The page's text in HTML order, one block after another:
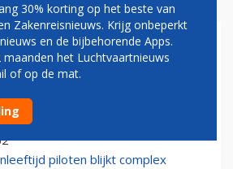
voor Rusland is geen plaats in
ICAO
piloten blijkt complex
30% korting op het beste van
Zakenreisnieuws. Krijg onbeperkt
en de bijbehorende Apps.
het Luchtvaartnieuws
of op de mat.